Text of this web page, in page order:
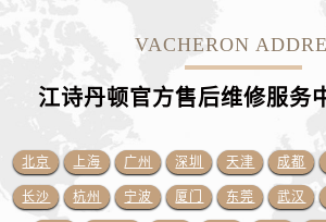
VACHERON
江诗丹顿官方售后维修服务
北京 上海 广州 深圳 天津 成都
长沙 杭州 宁波 厦门 东莞 武汉